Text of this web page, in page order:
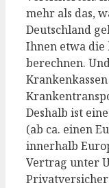
mehr als das,
Deutschland
Ihnen etwa die
berechnen.
Deshalb ist
(ab ca. einen
innerhalb
Vertrag unter